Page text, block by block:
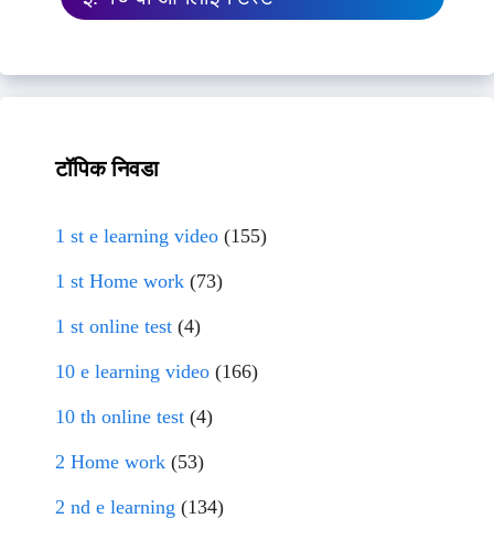
टॉपिक निवडा
1 st e learning video (155)
1 st Home work (73)
1 st online test (4)
10 e learning video (166)
10 th online test (4)
2 Home work (53)
2 nd e learning (134)